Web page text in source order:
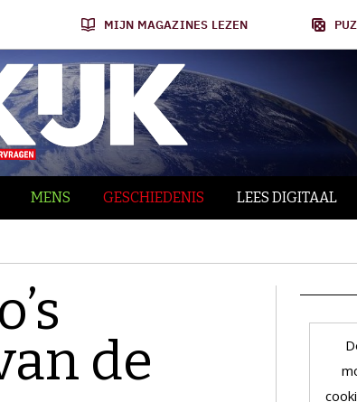
MIJN MAGAZINES LEZEN
MENS GESCHIEDENIS LEES DIGITAAL
de